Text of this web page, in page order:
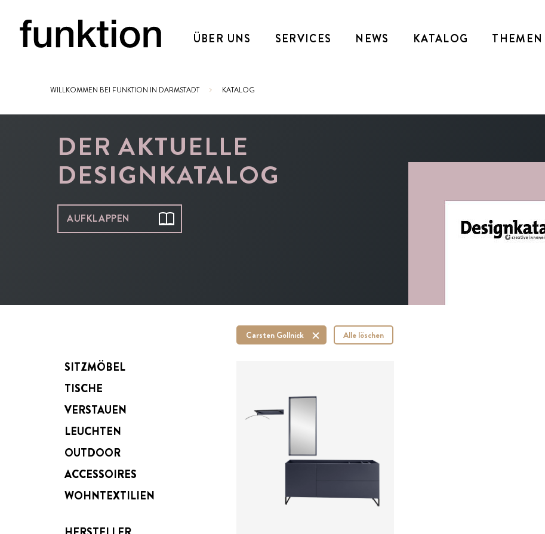
ÜBER UNS SERVICES NEWS KATALOG THEMEN
Sie sind hier:
WILLKOMMEN BEI FUNKTION IN DARMSTADT KATALOG
DER AKTUELLE
DESIGNKATALOG
AUFKLAPPEN
SITZMÖBEL
TISCHE
VERSTAUEN
LEUCHTEN
OUTDOOR
ACCESSOIRES
WOHNTEXTILIEN
Carsten Gollnick Alle löschen
Preis auf Anfrage